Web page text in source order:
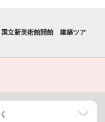
国立新美術館開館 建築ツア